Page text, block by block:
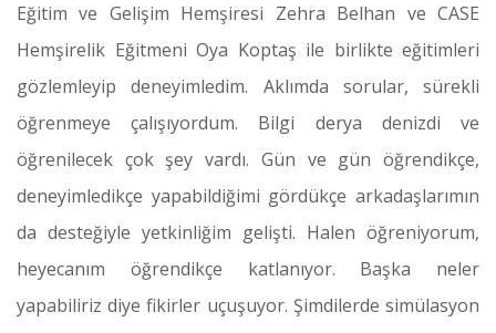
Eğitim ve Gelişim Hemşiresi Zehra Belhan ve CASE
Hemşirelik Eğitmeni Oya Koptaş ile birlikte eğitimleri
gözlemleyip deneyimledim. Aklımda sorular, sürekli
öğrenmeye çalışıyordum. Bilgi derya denizdi ve
öğrenilecek çok şey vardı. Gün ve gün öğrendikçe,
deneyimledikçe yapabildiğimi gördükçe arkadaşlarımın
da desteğiyle yetkinliğim gelişti. Halen öğreniyorum,
heyecanım öğrendikçe katlanıyor. Başka neler
yapabiliriz diye fikirler uçuşuyor. Şimdilerde simülasyon